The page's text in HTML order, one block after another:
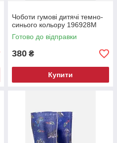
Чоботи гумові дитячі темно-
синього кольору 196928M
Готово до відправки
380 ₴
Купити